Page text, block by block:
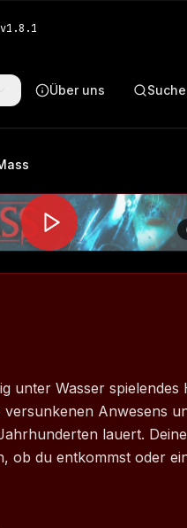
v1.8.1
Über uns Suche
unter Wasser spielendes
versunkenen Anwesens
lauert. Deine
ob du entkommst oder